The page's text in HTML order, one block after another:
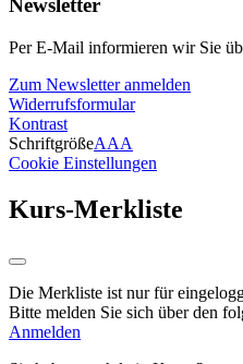
Newsletter
Per E-Mail informieren wir Sie
Zum Newsletter anmelden
Widerrufsformular
Kontrast
SchriftgrößeAAA
Cookie Einstellungen
Kurs-Merkliste
Die Merkliste ist nur für
Bitte melden Sie sich über den
Anmelden